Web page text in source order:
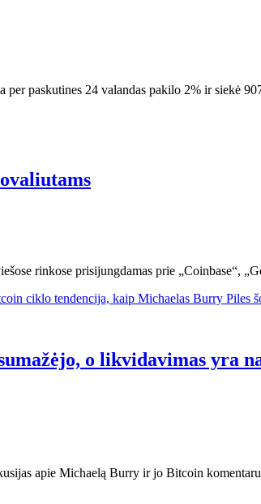
per paskutines 24 valandas pakilo 2% ir siekė
rinkose prisijungdamas prie „Coinbase“,
o likvidavimas yra
apie Michaelą Burry ir jo Bitcoin